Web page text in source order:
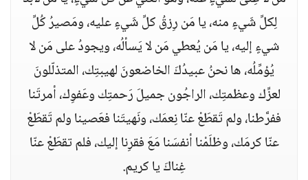
لِكلِّ شَيءٍ منه، يا مَن رِزقُ كلِّ شَيءٍ عليه، ومَصيرُ كُلِّ
شيءٍ إليه، يا مَن يُعطي مَن لا يَسألُه، ويجودُ على مَن لا
يُؤمِّلُه، ها نحنُ عبيدُكَ الخاضعونَ لهيبتِك، المتذلّلونَ
لعزِّك وعظمتِك، الراجُون جميلَ رَحمتِك وعَفوِك، أمرتَنا
ففرَّطنا، ولم تَقطَعْ عنّا نِعمَك، ونَهيتَنا فعَصينا ولم تَقطَعْ
عنّا كرمَك، وظلَمْنا أنفسَنا مَعَ فقرِنا إليك، فلم تقطَعْ عنّا
غِناكَ يا كريم.